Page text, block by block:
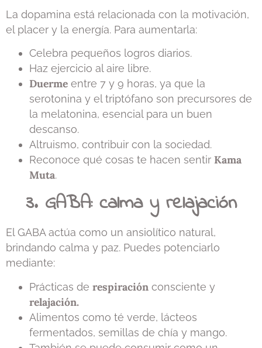
La dopamina está relacionada con la motivación,
el placer y la energía. Para aumentarla:
Celebra pequeños logros diarios.
Haz ejercicio al aire libre.
Duerme entre 7 y 9 horas, ya que la
serotonina y el triptófano son precursores de
la melatonina, esencial para un buen
descanso.
Altruismo, contribuir con la sociedad.
Reconoce qué cosas te hacen sentir Kama
Muta.
3. GABA: calma y relajación
El GABA actúa como un ansiolítico natural,
brindando calma y paz. Puedes potenciarlo
mediante:
Prácticas de respiración consciente y
relajación.
Alimentos como té verde, lácteos
fermentados, semillas de chía y mango.